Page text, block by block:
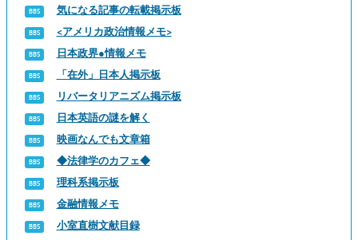
気になる記事の転載掲示板
<アメリカ政治情報メモ>
日本政界●情報メモ
「在外」日本人掲示板
リバータリアニズム掲示板
日本英語の謎を解く
映画なんでも文章箱
◆法律学のカフェ◆
理科系掲示板
金融情報メモ
小室直樹文献目録